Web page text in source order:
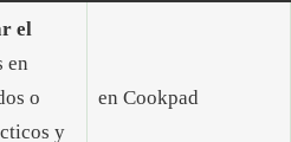
el
en
o
y
en Cookpad